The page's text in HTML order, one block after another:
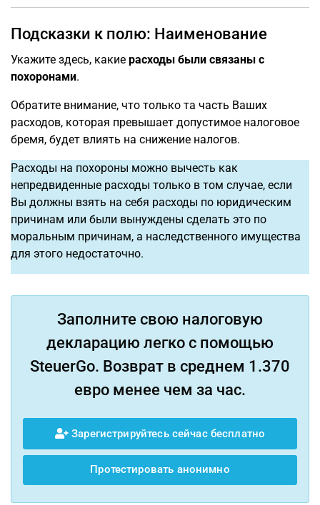
Подсказки к полю: Наименование
Укажите здесь, какие расходы были связаны с
похоронами.
Обратите внимание, что только та часть Ваших
расходов, которая превышает допустимое налоговое
бремя, будет влиять на снижение налогов.
Расходы на похороны можно вычесть как
непредвиденные расходы только в том случае, если
Вы должны взять на себя расходы по юридическим
причинам или были вынуждены сделать это по
моральным причинам, а наследственного имущества
для этого недостаточно.
Заполните свою налоговую
декларацию легко с помощью
SteuerGo. Возврат в среднем 1.370
евро менее чем за час.
Зарегистрируйтесь сейчас бесплатно
Протестировать анонимно